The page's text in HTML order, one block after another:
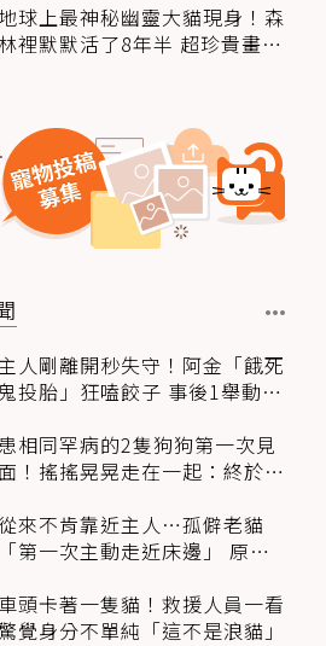
地球上最神秘幽靈大貓現身！森
裡默默活了8年半 超珍貴畫面
主人剛離開秒失守！阿金「餓死
鬼投胎」狂嗑餃子 事後1舉動反
患相同罕病的2隻狗狗第一次見
面！搖搖晃晃走在一起：終於找
來不肯靠近主人…孤僻老貓
「第一次主動走近床邊」 原因
車頭卡著一隻貓！救援人員一看
驚覺身分不單純「這不是浪貓」